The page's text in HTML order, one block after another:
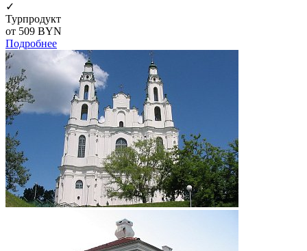
✓
Турпродукт
от 509 BYN
Подробнее